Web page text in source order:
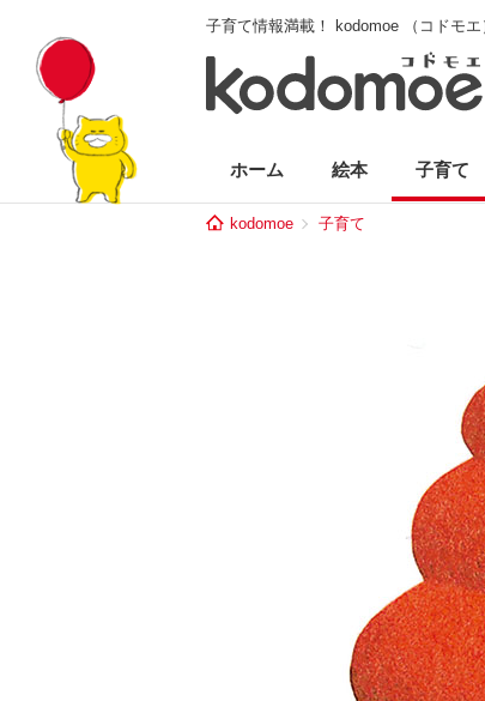
子育て情報満載！ kodomoe （コドモエ
ホーム 絵本 子育て
kodomoe 子育て